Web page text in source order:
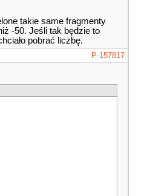
takie same fragmenty
-50. Jeśli tak będzie to
pobrać liczbę.
P-157817